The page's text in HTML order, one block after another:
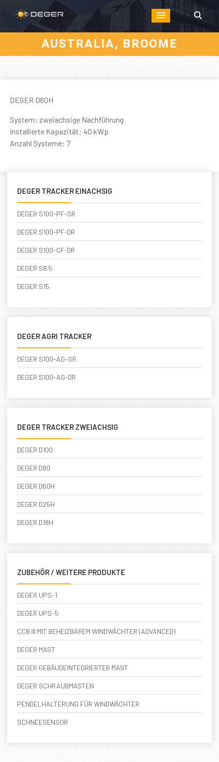
AUSTRALIA, BROOME
DEGER D60H
System: zweiachsige Nachführung
Installierte Kapazität: 40 kWp
Anzahl Systeme: 7
DEGER TRACKER EINACHSIG
DEGER S100-PF-SR
DEGER S100-PF-DR
DEGER S100-CF-DR
DEGER S8.5
DEGER S15
DEGER AGRI TRACKER
DEGER S100-AG-SR
DEGER S100-AG-DR
DEGER TRACKER ZWEIACHSIG
DEGER D100
DEGER D80
DEGER D60H
DEGER D25H
DEGER D18H
ZUBEHÖR / WEITERE PRODUKTE
DEGER UPS-1
DEGER UPS-5
CCB III MIT BEHEIZBAREM WINDWÄCHTER (ADVANCED)
DEGER MAST
DEGER GEBÄUDEINTEGRIERTER MAST
DEGER SCHRAUBMASTEN
PENDELHALTERUNG FÜR WINDWÄCHTER
SCHNEESENSOR